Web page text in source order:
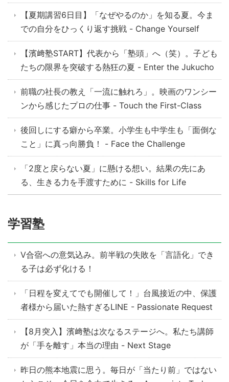
【夏期講習6日目】「なぜやるのか」を知る夏。今ま
での自分をひっくり返す挑戦 - Change Yourself
【濱﨑塾START】代表から「塾頭」へ（笑）。子ども
たちの限界を突破する熱狂の夏 - Enter the Jukucho
前職の社長の教え「一流に触れろ」。映画のワンシー
ンから感じたプロの仕事 - Touch the First-Class
後回しにする癖から卒業。小学生も中学生も「面倒な
こと」に真っ向勝負！ - Face the Challenge
「2度と戻らない夏」に懸ける想い。結果の先にあ
る、生きる力を手渡すために - Skills for Life
学習塾
V合宿への意気込み。前半戦の失敗を「言語化」でき
る子は必ず化ける！
「日程を変えてでも開催して！」台風接近の中、保護
者様から届いた熱すぎるLINE - Passionate Request
【8月突入】濱﨑塾は次なるステージへ。私たち講師
が「手を離す」本当の理由 - Next Stage
昨日の熊本地震に思う。毎日が「当たり前」ではない